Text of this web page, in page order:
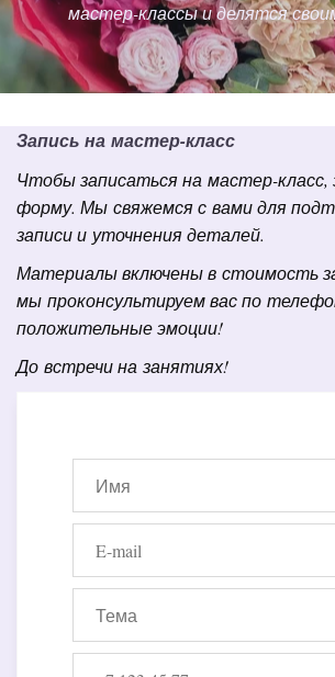
мастер-классы и делятся
Запись на мастер-класс
Чтобы записаться на мастер-класс,
форму. Мы свяжемся с вами для
записи и уточнения деталей.
Материалы включены в стоимость
мы проконсультируем вас по
положительные эмоции!
До встречи на занятиях!